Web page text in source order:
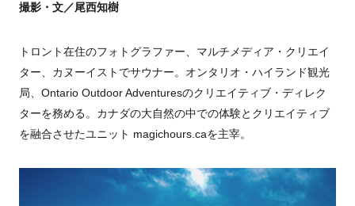
撮影・文／尾西知樹
トロント在住のフォトグラファー、マルチメディア・クリエイ
ター、カヌーイストでサウナー。オンタリオ・ハイランド観光
局、Ontario Outdoor Adventuresのクリエイティブ・ディレク
ターを務める。カナダの大自然の中での体験とクリエイティブ
を融合させたユニット magichours.caを主宰。